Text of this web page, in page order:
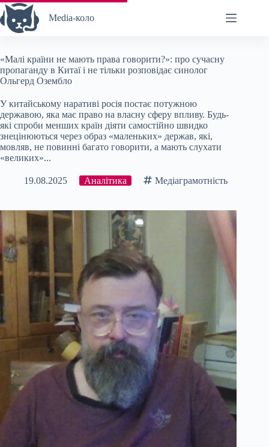
Перейти
до
вмісту
Media-коло
«Малі країни не мають права говорити?»: про сучасну
пропаганду в Китаї і не тільки розповідає синолог
Ольгерд Озембло
У китайському наративі росія постає потужною
державою, яка має право на власну сферу впливу. Будь-
які спроби менших країн діяти самостійно швидко
знецінюються через образ «маленьких» держав, які,
мовляв, не повинні багато говорити, а мають слухати
«великих»...
19.08.2025 Аналітика Медіаграмотність